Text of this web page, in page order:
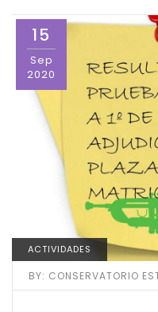
15
Sep
2020
ACTIVIDADES
BY: CONSERVATORIO